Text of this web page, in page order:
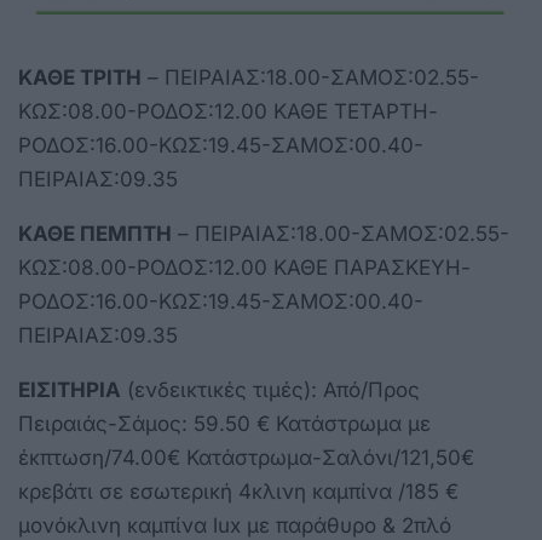
ΚΑΘΕ ΤΡΙΤΗ – ΠΕΙΡΑΙΑΣ:18.00-ΣΑΜΟΣ:02.55-
ΚΩΣ:08.00-ΡΟΔΟΣ:12.00 ΚΑΘΕ ΤΕΤΑΡΤΗ-
ΡΟΔΟΣ:16.00-ΚΩΣ:19.45-ΣΑΜΟΣ:00.40-
ΠΕΙΡΑΙΑΣ:09.35
ΚΑΘΕ ΠΕΜΠΤΗ – ΠΕΙΡΑΙΑΣ:18.00-ΣΑΜΟΣ:02.55-
ΚΩΣ:08.00-ΡΟΔΟΣ:12.00 ΚΑΘΕ ΠΑΡΑΣΚΕΥΗ-
ΡΟΔΟΣ:16.00-ΚΩΣ:19.45-ΣΑΜΟΣ:00.40-
ΠΕΙΡΑΙΑΣ:09.35
ΕΙΣΙΤΗΡΙΑ (ενδεικτικές τιμές): Από/Προς
Πειραιάς-Σάμος: 59.50 € Κατάστρωμα με
έκπτωση/74.00€ Κατάστρωμα-Σαλόνι/121,50€
κρεβάτι σε εσωτερική 4κλινη καμπίνα /185 €
μονόκλινη καμπίνα lux με παράθυρο & 2πλό